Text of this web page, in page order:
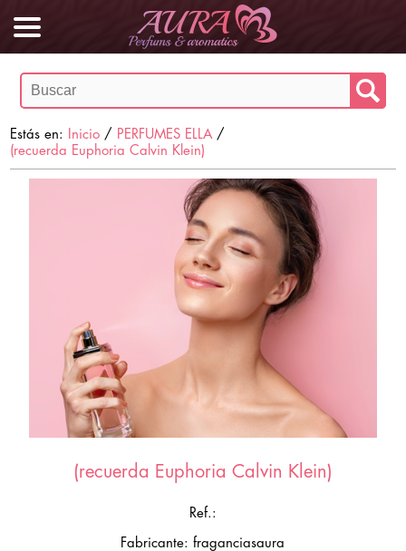
Estás en: Inicio / PERFUMES ELLA /
(recuerda Euphoria Calvin Klein)
(recuerda Euphoria Calvin Klein)
Ref.:
Fabricante: fraganciasaura